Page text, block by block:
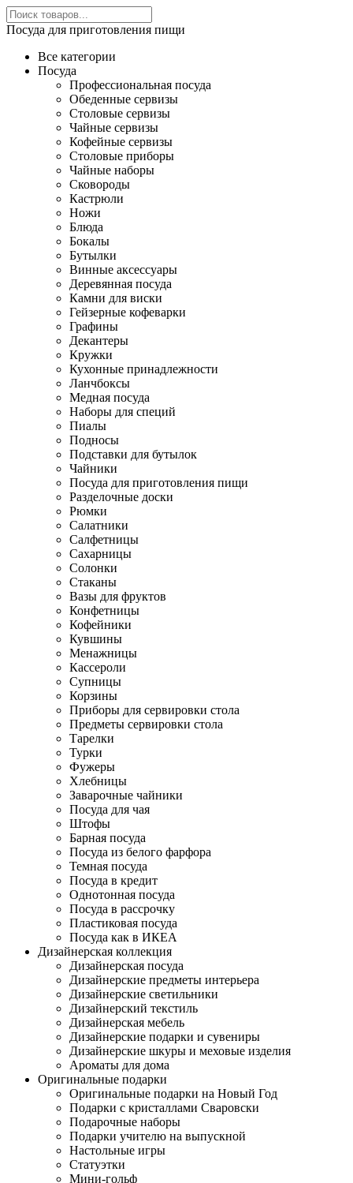
Посуда для приготовления пищи
Все категории
Посуда
Профессиональная посуда
Обеденные сервизы
Столовые сервизы
Чайные сервизы
Кофейные сервизы
Столовые приборы
Чайные наборы
Сковороды
Кастрюли
Ножи
Блюда
Бокалы
Бутылки
Винные аксессуары
Деревянная посуда
Камни для виски
Гейзерные кофеварки
Графины
Декантеры
Кружки
Кухонные принадлежности
Ланчбоксы
Медная посуда
Наборы для специй
Пиалы
Подносы
Подставки для бутылок
Чайники
Посуда для приготовления пищи
Разделочные доски
Рюмки
Салатники
Салфетницы
Сахарницы
Солонки
Стаканы
Вазы для фруктов
Конфетницы
Кофейники
Кувшины
Менажницы
Кассероли
Супницы
Корзины
Приборы для сервировки стола
Предметы сервировки стола
Тарелки
Турки
Фужеры
Хлебницы
Заварочные чайники
Посуда для чая
Штофы
Барная посуда
Посуда из белого фарфора
Темная посуда
Посуда в кредит
Однотонная посуда
Посуда в рассрочку
Пластиковая посуда
Посуда как в ИКЕА
Дизайнерская коллекция
Дизайнерская посуда
Дизайнерские предметы интерьера
Дизайнерские светильники
Дизайнерский текстиль
Дизайнерская мебель
Дизайнерские подарки и сувениры
Дизайнерские шкуры и меховые изделия
Ароматы для дома
Оригинальные подарки
Оригинальные подарки на Новый Год
Подарки с кристаллами Сваровски
Подарочные наборы
Подарки учителю на выпускной
Настольные игры
Статуэтки
Мини-гольф